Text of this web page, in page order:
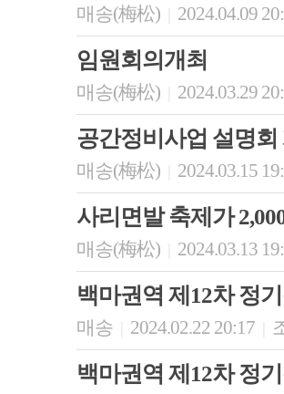
매송(梅松) 2024.04.09
임원회의개최
매송(梅松) 2024.03.29
공간정비사업 설명회
매송(梅松) 2024.03.15
사리면발 축제가
매송(梅松) 2024.03.13
백마권역 제12차 정
매송 2024.02.22 20:17
백마권역 제12차 정